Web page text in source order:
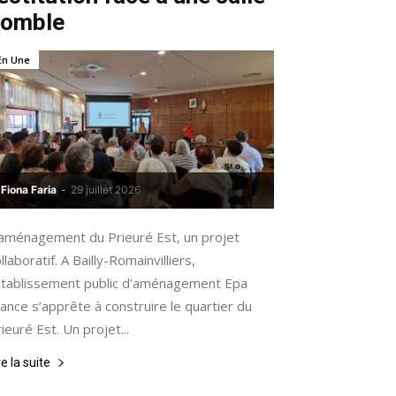
Fiona Faria - 29 juillet 2026
Une
du Prieuré Est, un projet
A Bailly-Romainvilliers,
public d'aménagement Epa
s’apprête à construire le quartier du
Est. Un projet...
la suite